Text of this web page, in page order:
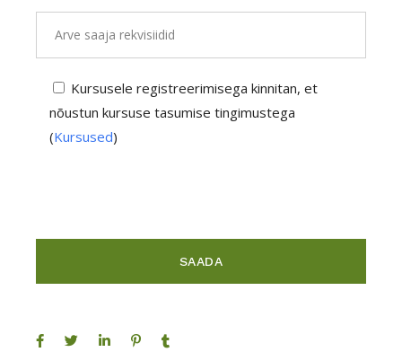
Kursusele registreerimisega kinnitan, et
nõustun kursuse tasumise tingimustega
(Kursused)
SAADA